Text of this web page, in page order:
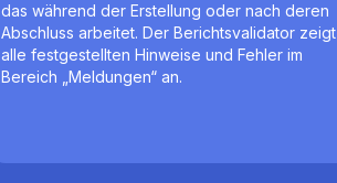
das während der Erstellung oder nach deren
Abschluss arbeitet. Der Berichtsvalidator zeigt
alle festgestellten Hinweise und Fehler im
Bereich „Meldungen“ an.